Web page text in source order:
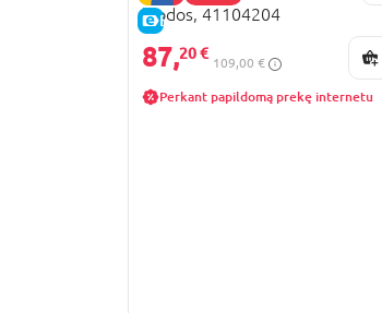
E-KAINA
juodos, 41104204
87,20 €
109,00 €
Perkant papildomą prekę internetu